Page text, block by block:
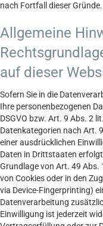
nach Fortfall dieser Gründe.
Allgemeine
auf dieser
Sofern Sie in die
Ihre personenbezogenen
DSGVO bzw. Art. 9 Abs. 2
Datenkategorien nach Art.
einer ausdrücklichen
Daten in Drittstaaten
Grundlage von Art. 49 Abs.
von Cookies oder in den
via Device-Fingerprinting)
Datenverarbeitung
Einwilligung ist jederzeit